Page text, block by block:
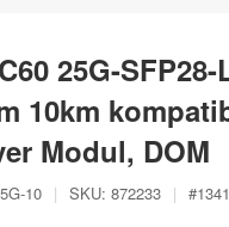
25G-SFP28-
10km
Modul, DOM
10 | SKU: 872233 | #